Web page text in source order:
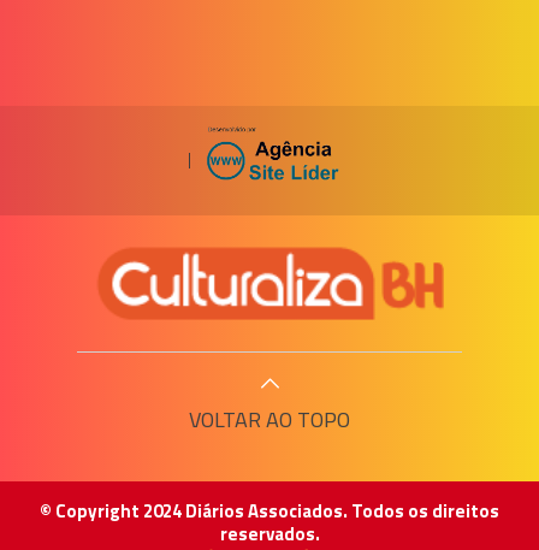
|
VOLTAR AO TOPO
© Copyright 2024 Diários Associados. Todos os direitos
reservados.